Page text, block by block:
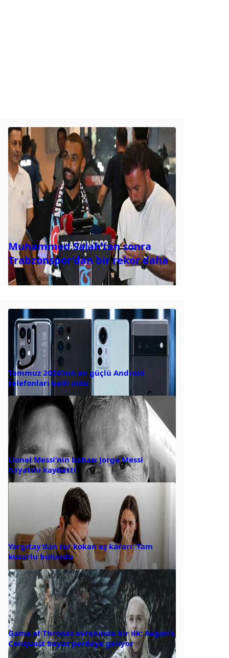
Muhammed Salah’tan sonra
Trabzonspor’dan bir rekor daha
Temmuz 2026’nın en güçlü Android
telefonları belli oldu
Lionel Messi’nin babası Jorge Messi
hayatını kaybetti
Yargıtay’dan ter kokan eş kararı: Tam
kusurlu bulundu
Game of Thrones evreninde bir ilk: Aegon’s
Conquest beyaz perdeye geliyor